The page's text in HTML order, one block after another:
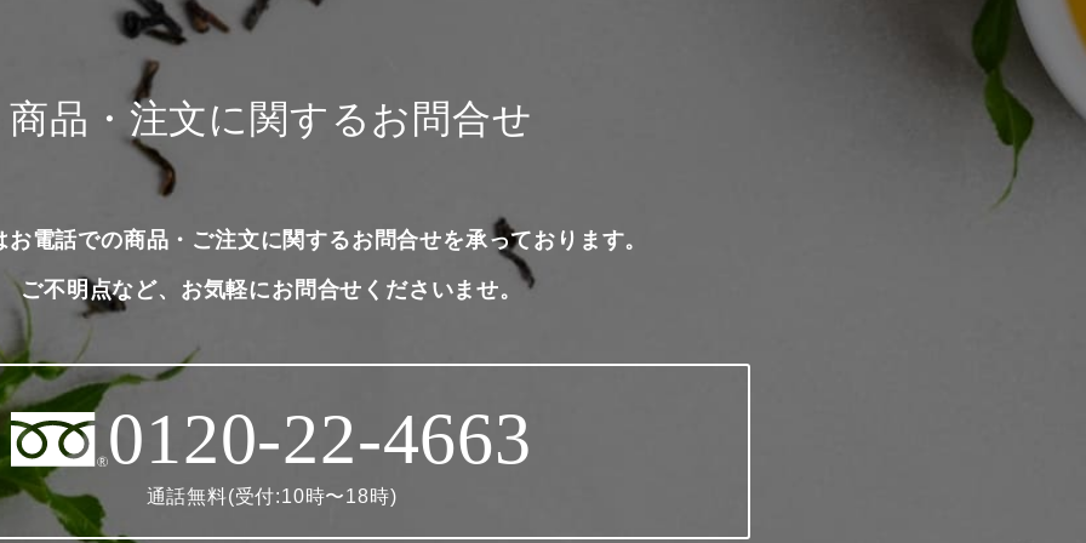
商品・注文に関するお問合せ
お電話での商品・ご注文に関するお問合せを承っております。
ご不明点など、お気軽にお問合せくださいませ。
0120-22-4663
通話無料(受付:10時〜18時)